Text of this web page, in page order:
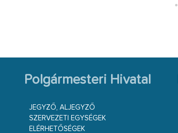
Polgármesteri Hivatal
JEGYZŐ, ALJEGYZŐ
SZERVEZETI EGYSÉGEK
ELÉRHETŐSÉGEK